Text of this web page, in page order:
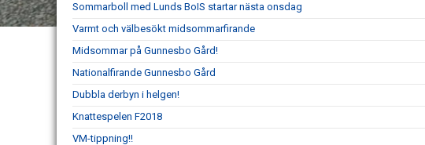
Sommarboll med Lunds BoIS startar nästa onsdag
Varmt och välbesökt midsommarfirande
Midsommar på Gunnesbo Gård!
Nationalfirande Gunnesbo Gård
Dubbla derbyn i helgen!
Knattespelen F2018
VM-tippning!!